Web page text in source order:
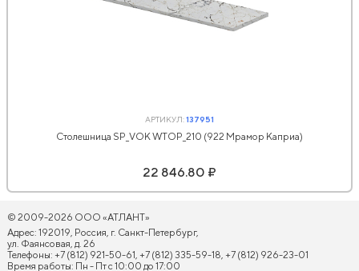
АРТИКУЛ:137951
Столешница SP_VOK WTOP_210 (922 Мрамор Каприа)
22 846.80 ₽
© 2009-2026 ООО «АТЛАНТ»
Адрес: 192019, Россия, г. Санкт-Петербург,
ул. Фаянсовая, д. 26
Телефоны: +7 (812) 921-50-61, +7 (812) 335-59-18, +7 (812) 926-23-01
Время работы: Пн - Пт с 10:00 до 17:00